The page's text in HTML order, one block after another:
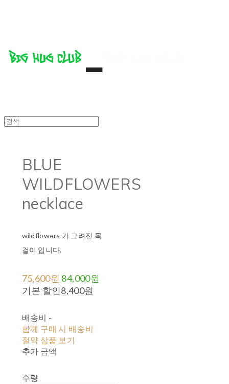
BLUE
WILDFLOWERS
necklace
wildflowers 가 그려진 목
걸이 입니다.
75,600원 84,000원
기본 할인8,400원
배송비 -
함께 구매 시 배송비
절약 상품 보기
추가 금액
수량